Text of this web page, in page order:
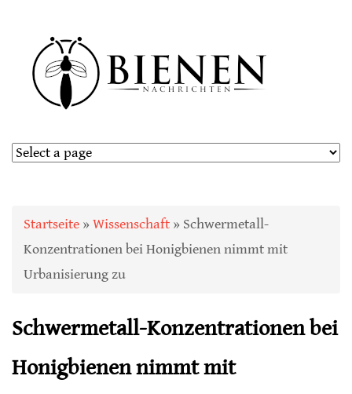
Sie sind hier
Startseite » Wissenschaft » Schwermetall-
Konzentrationen bei Honigbienen nimmt mit
Urbanisierung zu
Schwermetall-Konzentrationen bei
Honigbienen nimmt mit